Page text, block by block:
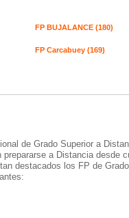
FP BUJALANCE (180)
FP Carcabuey (169)
de Grado Superior a
a Distancia desde
destacados los FP de